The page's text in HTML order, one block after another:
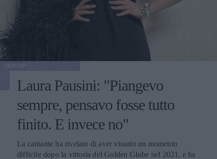
Laura Pausini: "Piangevo
sempre, pensavo fosse tutto
finito. E invece no"
La cantante ha rivelato di aver vissuto un momento
difficile dopo la vittoria del Golden Globe nel 2021, e ha